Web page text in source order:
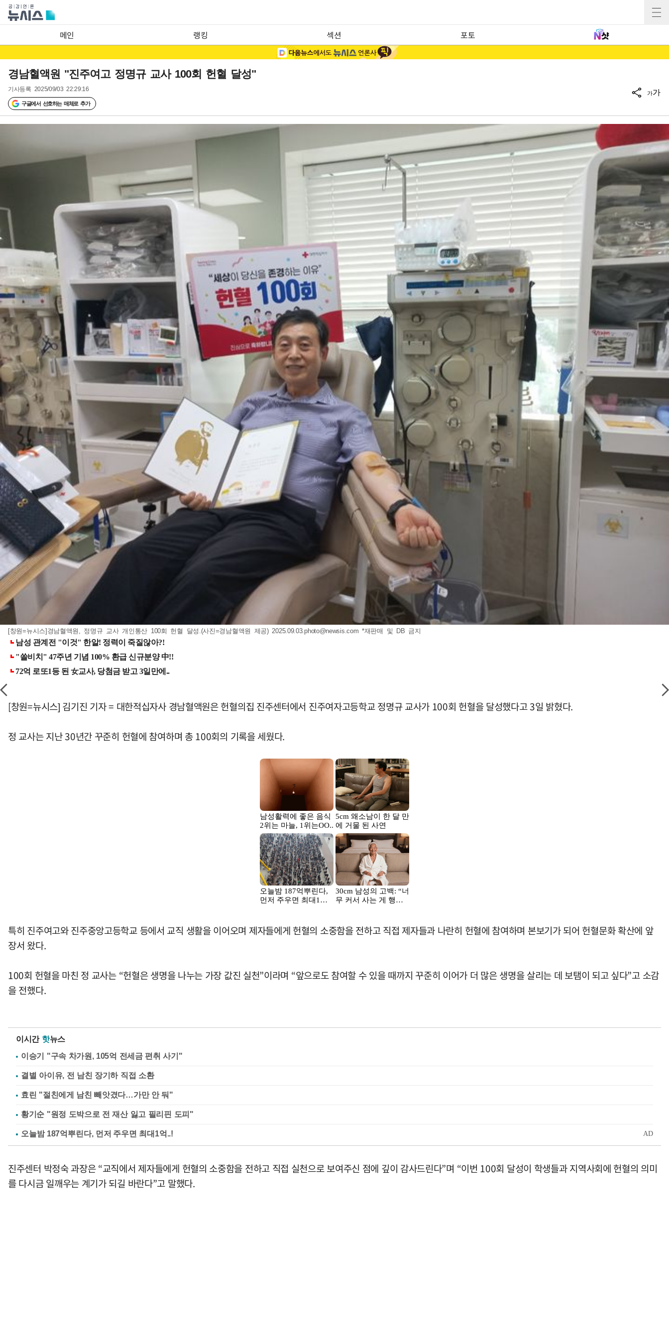
메인 랭킹 섹션 포토
경남혈액원 "진주여고 정명규 교사 100회 헌혈 달성"
기사등록 2025/09/03 22:29:16
구글에서 선호하는 매체로 추가
가가
[창원=뉴시스]경남혈액원, 정명규 교사 개인통산 100회 헌혈 달성.(사진=경남혈액원 제공)2025.09.03.photo@newsis.com *재판매 및 DB 금지
[창원=뉴시스] 김기진 기자 = 대한적십자사 경남혈액원은 헌혈의집 진주센터에서 진주여자고등학교 정명규 교사가 100회 헌혈을 달성했다고 3일 밝혔다.
정 교사는 지난 30년간 꾸준히 헌혈에 참여하며 총 100회의 기록을 세웠다.
특히 진주여고와 진주중앙고등학교 등에서 교직 생활을 이어오며 제자들에게 헌혈의 소중함을 전하고 직접 제자들과 나란히 헌혈에 참여하며 본보기가 되어 헌혈문화 확산에 앞
장서 왔다.
100회 헌혈을 마친 정 교사는 “헌혈은 생명을 나누는 가장 값진 실천”이라며 “앞으로도 참여할 수 있을 때까지 꾸준히 이어가 더 많은 생명을 살리는 데 보탬이 되고 싶다”고 소감
을 전했다.
이시간 핫뉴스
이승기 "구속 차가원, 105억 전세금 편취 사기"
결별 아이유, 전 남친 장기하 직접 소환
효린 "절친에게 남친 빼앗겼다…가만 안 둬"
황기순 "원정 도박으로 전 재산 잃고 필리핀 도피"
진주센터 박정숙 과장은 “교직에서 제자들에게 헌혈의 소중함을 전하고 직접 실천으로 보여주신 점에 깊이 감사드린다”며 “이번 100회 달성이 학생들과 지역사회에 헌혈의 의미
를 다시금 일깨우는 계기가 되길 바란다”고 말했다.